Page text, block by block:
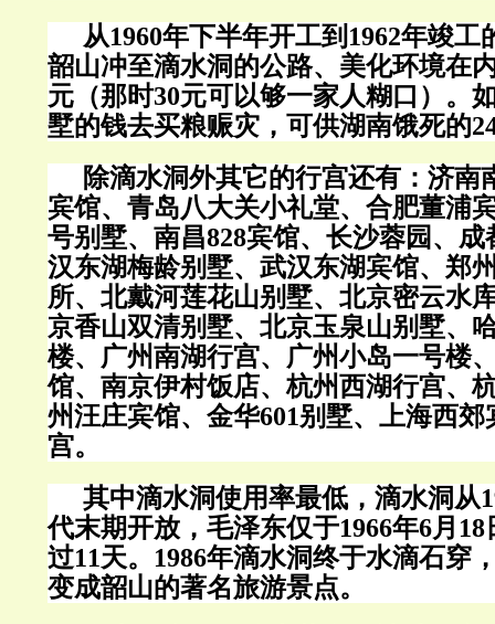
从1960年下半年开工到 1962年竣工
韶山冲至滴水洞的公路、美化环境在
元（那时30元可以够一家人糊口）。
墅的钱去买粮赈灾，可供湖南饿死的
除滴水洞外其它的行宫还有：济南
宾馆、青岛八大关小礼堂、合肥董浦
号别墅、南昌828宾馆、长沙蓉园、
汉东湖梅龄别墅、武汉东湖宾馆、郑
所、北戴河莲花山别墅、北京密云水
京香山双清别墅、北京玉泉山别墅、
楼、广州南湖行宫、广州小岛一号楼
馆、南京伊村饭店、杭州西湖行宫、
州汪庄宾馆、金华601别墅、上海西郊
宫。
其中滴水洞使用率最低，滴水洞从
代末期开放，毛泽东仅于1966年6月 18
过11天。 1986年滴水洞终于水滴石穿
变成韶山的著名旅游景点。